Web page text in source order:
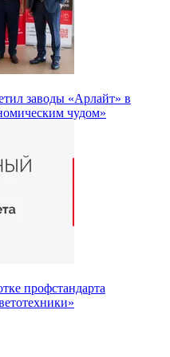
заводы «Арлайт» в
чудом»
профстандарта